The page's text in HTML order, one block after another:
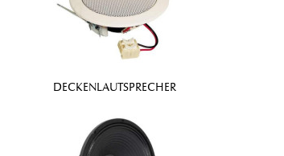
DECKENLAUTSPRECHER